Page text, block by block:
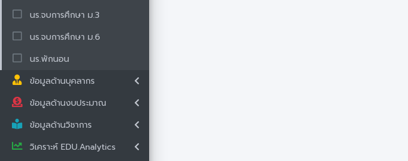
นร.จบการศึกษา ม.3
นร.จบการศึกษา ม.6
นร.พักนอน
ข้อมูลด้านบุคลากร
ข้อมูลด้านงบประมาณ
ข้อมูลด้านวิชาการ
วิเคราะห์ EDU.Analytics